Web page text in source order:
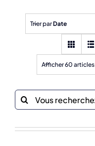
Trier parDate
Afficher 60 articles
Recherche
sur